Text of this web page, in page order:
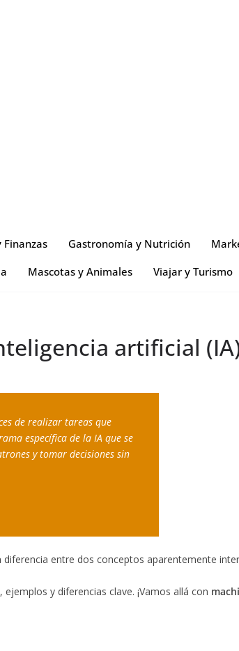
Finanzas Gastronomía y Nutrición
Mascotas y Animales Viajar y Turismo
artificial
de realizar tareas que
específica de la IA que se
y tomar decisiones sin
entre dos conceptos aparentemente
y diferencias clave. ¡Vamos allá con